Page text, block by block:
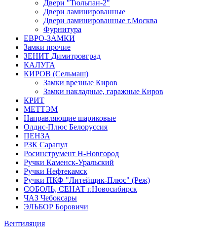
Двери "Тюльпан-2"
Двери ламинированные
Двери ламинированные г.Москва
Фурнитура
ЕВРО-ЗАМКИ
Замки прочие
ЗЕНИТ Димитровград
КАЛУГА
КИРОВ (Сельмаш)
Замки врезные Киров
Замки накладные, гаражные Киров
КРИТ
МЕТТЭМ
Направляющие шариковые
Олдис-Плюс Белоруссия
ПЕНЗА
РЗК Сарапул
Росинструмент Н-Новгород
Ручки Каменск-Уральский
Ручки Нефтекамск
Ручки ПКФ "Литейщик-Плюс" (Реж)
СОБОЛЬ, СЕНАТ г.Новосибирск
ЧАЗ Чебоксары
ЭЛЬБОР Боровичи
Вентиляция